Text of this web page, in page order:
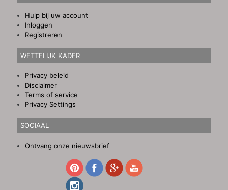
Hulp bij uw account
Inloggen
Registreren
WETTELIJK KADER
Privacy beleid
Disclaimer
Terms of service
Privacy Settings
SOCIAAL
Ontvang onze nieuwsbrief